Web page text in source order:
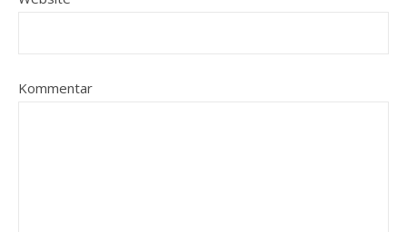
Kommentar